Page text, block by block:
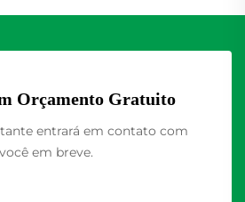
Orçamento Gratuito
entrará em contato com
você em breve.